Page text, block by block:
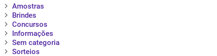
Amostras
Brindes
Concursos
Informações
Sem categoria
Sorteios